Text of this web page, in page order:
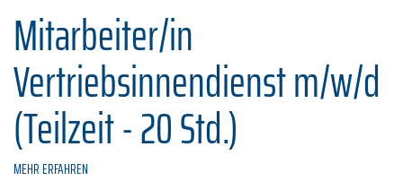
Mitarbeiter/in
Vertriebsinnendienst m/w/d
(Teilzeit - 20 Std.)
MEHR ERFAHREN